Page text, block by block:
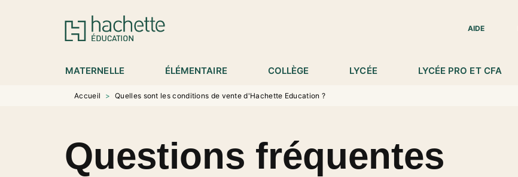
MENU RECHERCHE
AIDE
MATERNELLE ÉLÉMENTAIRE COLLÈGE LYCÉE LYCÉE PRO ET CFA
Accueil > Quelles sont les conditions de vente d'Hachette Education ?
Questions fréquentes